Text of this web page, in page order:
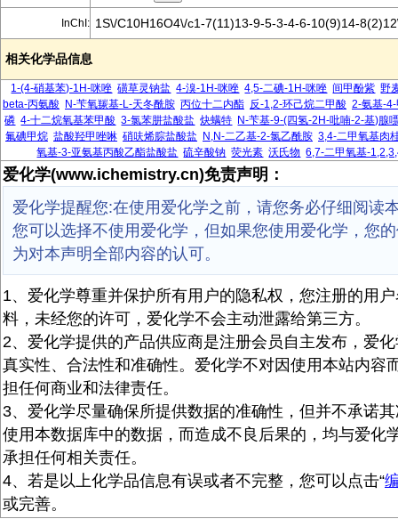
InChI: 1S\/C10H16O4\/c1-7(11)13-9-5-3-4-6-10(9)14-
相关化学品信息
1-(4-硝基苯)-1H-咪唑 磺草灵钠盐 4-溴-1H-咪唑 4,5-二碘-1H-咪唑 间甲酚紫 野
beta-丙氨酸
N-苄氧羰基-L-天冬酰胺 丙位十二内酯 反-1,2-环己烷二甲酸 2-氨基-
磷 4-十二烷氧基苯甲酸 3-氯苯肼盐酸盐 炔螨特 N-苄基-9-(四氢-2H-吡喃-2-基)腺
氟碘甲烷 盐酸羟甲唑啉 硝呋烯腙盐酸盐 N,N-二乙基-2-氯乙酰胺 3,4-二甲氧基肉
氧基-3-亚氨基丙酸乙酯盐酸盐 硫辛酸钠 荧光素 沃氏物 6,7-二甲氧基-
爱化学(www.ichemistry.cn)免责声明：
爱化学提醒您:在使用爱化学之前，请您务必仔细阅读
您可以选择不使用爱化学，但如果您使用爱化学，您
为对本声明全部内容的认可。
1、爱化学尊重并保护所有用户的隐私权，您注册的用
料，未经您的许可，爱化学不会主动泄露给第三方。
2、爱化学提供的产品供应商是注册会员自主发布，爱
真实性、合法性和准确性。爱化学不对因使用本站内容
担任何商业和法律责任。
3、爱化学尽量确保所提供数据的准确性，但并不承诺
使用本数据库中的数据，而造成不良后果的，均与爱化
承担任何相关责任。
4、若是以上化学品信息有误或者不完整，您可以点击“
或完善。